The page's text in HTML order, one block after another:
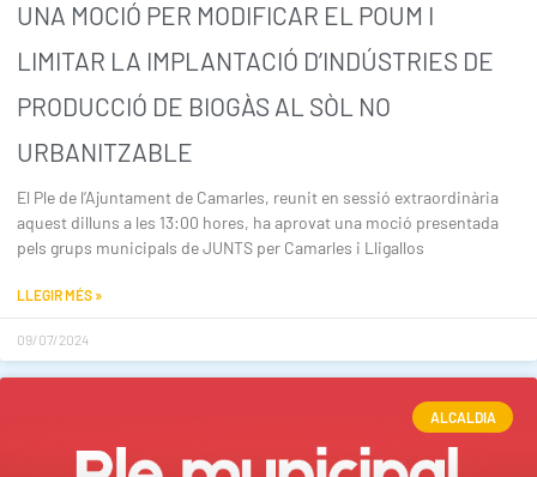
UNA MOCIÓ PER MODIFICAR EL POUM I
LIMITAR LA IMPLANTACIÓ D’INDÚSTRIES DE
PRODUCCIÓ DE BIOGÀS AL SÒL NO
URBANITZABLE
El Ple de l’Ajuntament de Camarles, reunit en sessió extraordinària
aquest dilluns a les 13:00 hores, ha aprovat una moció presentada
pels grups municipals de JUNTS per Camarles i Lligallos
LLEGIR MÉS »
09/07/2024
ALCALDIA